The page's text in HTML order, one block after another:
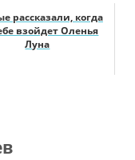
рассказали, когда
взойдет Оленья
Луна